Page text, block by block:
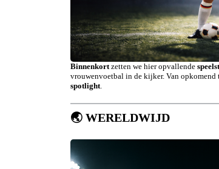
Binnenkortzetten we hier opvallende
vrouwenvoetbal in de kijker. Van
spotlight.
🌏 WERELDWIJD